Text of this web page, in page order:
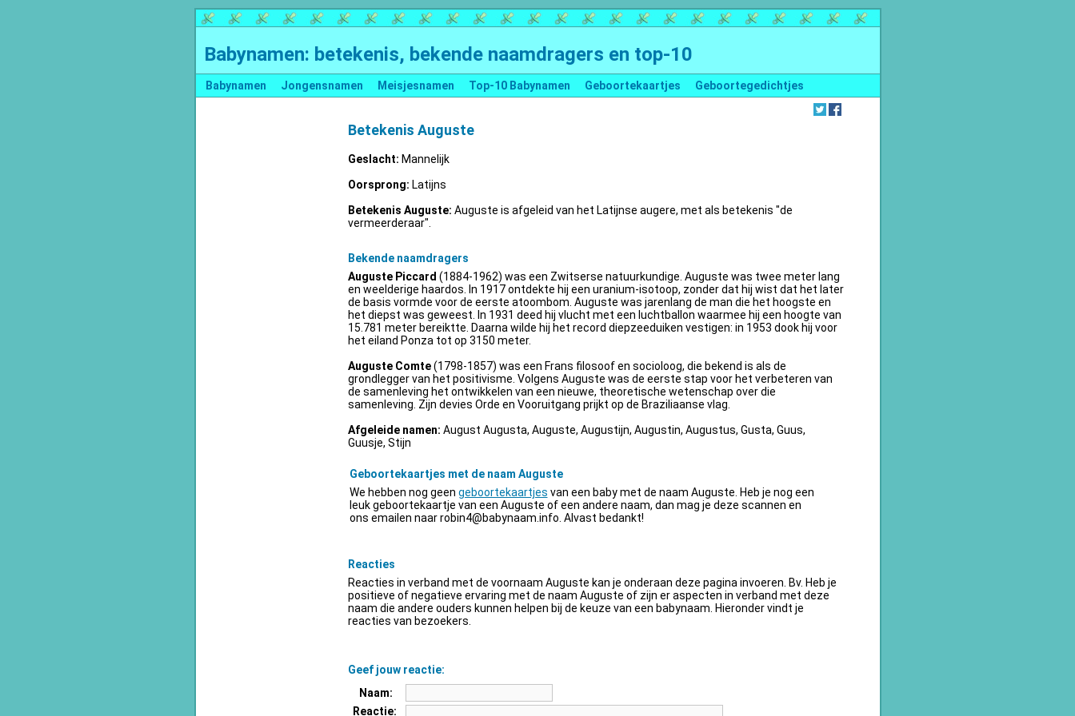
Babynamen: betekenis, bekende naamdragers en top-10
Babynamen Jongensnamen Meisjesnamen Top-10 Babynamen Geboortekaartjes Geboortegedichtjes
Betekenis Auguste
Geslacht: Mannelijk
Oorsprong: Latijns
Betekenis Auguste: Auguste is afgeleid van het Latijnse augere, met als betekenis "de
vermeerderaar".
Bekende naamdragers
Auguste Piccard (1884-1962) was een Zwitserse natuurkundige. Auguste was twee meter lang
en weelderige haardos. In 1917 ontdekte hij een uranium-isotoop, zonder dat hij wist dat het later
de basis vormde voor de eerste atoombom. Auguste was jarenlang de man die het hoogste en
het diepst was geweest. In 1931 deed hij vlucht met een luchtballon waarmee hij een hoogte van
15.781 meter bereiktte. Daarna wilde hij het record diepzeeduiken vestigen: in 1953 dook hij voor
het eiland Ponza tot op 3150 meter.
Auguste Comte(1798-1857) was een Frans filosoof en socioloog, die bekend is als de
grondlegger van het positivisme. Volgens Auguste was de eerste stap voor het verbeteren van
de samenleving het ontwikkelen van een nieuwe, theoretische wetenschap over die
samenleving. Zijn devies Orde en Vooruitgang prijkt op de Braziliaanse vlag.
Afgeleide namen: August Augusta, Auguste, Augustijn, Augustin, Augustus, Gusta, Guus,
Guusje, Stijn
Geboortekaartjes met de naam Auguste
We hebben nog geen geboortekaartjes van een baby met de naam Auguste. Heb je nog een
leuk geboortekaartje van een Auguste of een andere naam, dan mag je deze scannen en
ons emailen naarrobin4@babynaam.info . Alvast bedankt!
Reacties
Reacties in verband met de voornaam Auguste kan je onderaan deze pagina invoeren. Bv. Heb je
positieve of negatieve ervaring met de naam Auguste of zijn er aspecten in verband met deze
naam die andere ouders kunnen helpen bij de keuze van een babynaam. Hieronder vindt je
reacties van bezoekers.
Geef jouw reactie:
Naam:
Reactie: